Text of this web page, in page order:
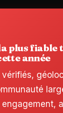
plus fiable
année
engagement,